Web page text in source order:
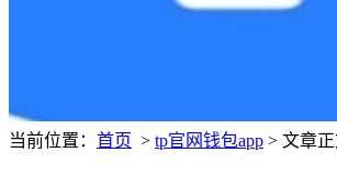
当前位置： 首页 > tp官网钱包app > 文章